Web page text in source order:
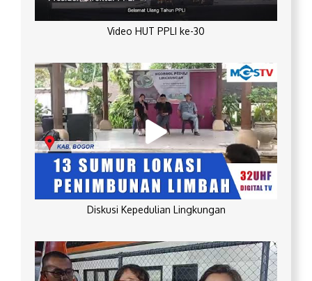
Video HUT PPLI ke-30
Diskusi Kepedulian Lingkungan